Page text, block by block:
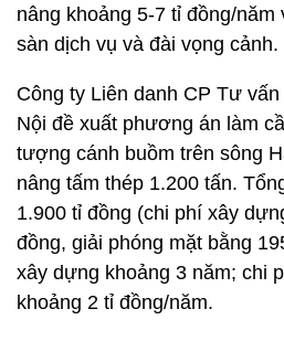
nâng khoảng 5-7 tỉ đồng/năm
sàn dịch vụ và đài vọng cảnh.
Công ty Liên danh CP Tư
Nội đề xuất phương án làm
tượng cánh buồm trên sông
nâng tấm thép 1.200 tấn.
1.900 tỉ đồng (chi phí xây
đồng, giải phóng mặt bằng
xây dựng khoảng 3 năm; chi
khoảng 2 tỉ đồng/năm.